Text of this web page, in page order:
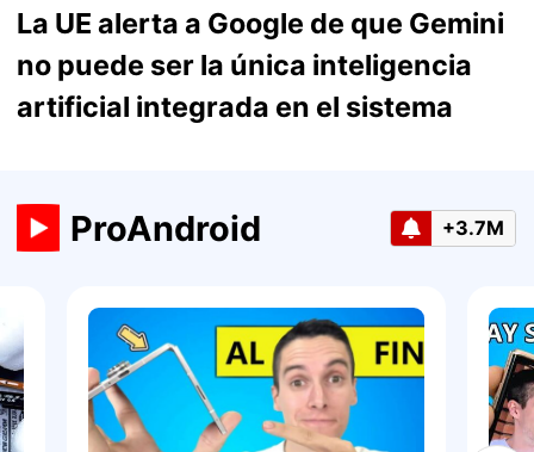
La UE alerta a Google de que Gemini
no puede ser la única inteligencia
artificial integrada en el sistema
ProAndroid +3.7M